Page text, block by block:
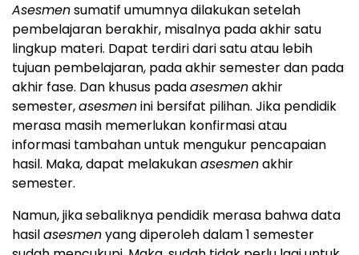
Asesmensumatif umumnya dilakukan setelah
pembelajaran berakhir, misalnya pada akhir satu
lingkup materi. Dapat terdiri dari satu atau lebih
tujuan pembelajaran, pada akhir semester dan pada
akhir fase. Dan khusus padaasesmenakhir
semester,asesmenini bersifat pilihan. Jika pendidik
merasa masih memerlukan konfirmasi atau
informasi tambahan untuk mengukur pencapaian
hasil. Maka, dapat melakukanasesmenakhir
semester.
Namun, jika sebaliknya pendidik merasa bahwa data
hasilasesmenyang diperoleh dalam 1 semester